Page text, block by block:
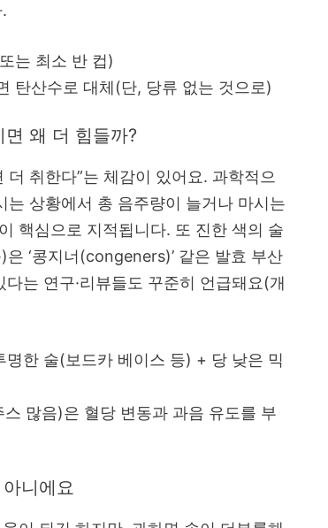
는 최소 반 컵)
탄산수로 대체(단, 당류 없는 것으로)
왜 더 힘들까?
취한다”는 체감이 있어요. 과학적으
는 상황에서 총 음주량이 늘거나 마시는
핵심으로 지적됩니다. 또 진한 색의 술
‘콩지너(congeners)’ 같은 발효 부산
는 연구·리뷰들도 꾸준히 언급돼요(개
명한 술(보드카 베이스 등) + 당 낮은 믹
많음)은 혈당 변동과 과음 유도를 부
니에요